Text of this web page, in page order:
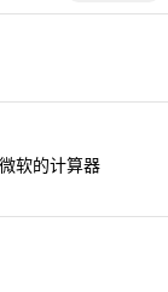
软的计算器